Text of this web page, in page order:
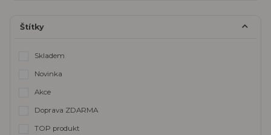
Štítky
Skladem
Novinka
Akce
Doprava ZDARMA
TOP produkt